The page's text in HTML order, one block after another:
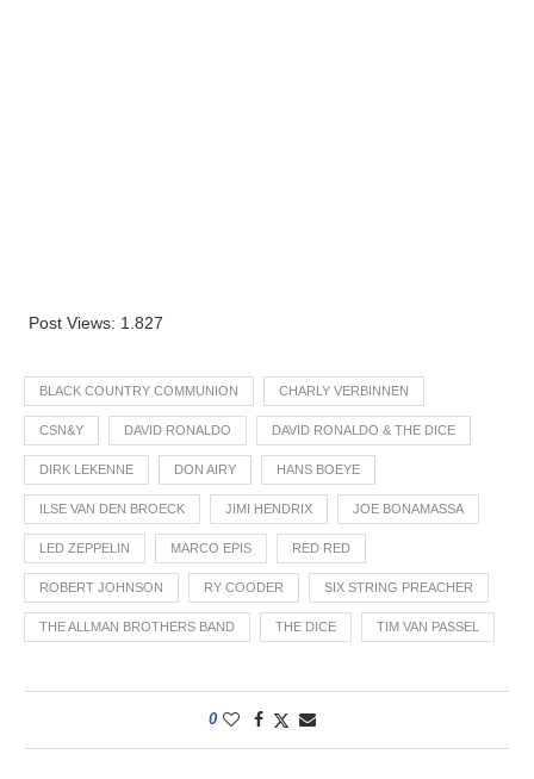
Post Views: 1.827
BLACK COUNTRY COMMUNION CHARLY VERBINNEN
CSN&Y DAVID RONALDO DAVID RONALDO & THE DICE
DIRK LEKENNE DON AIRY HANS BOEYE
ILSE VAN DEN BROECK JIMI HENDRIX JOE BONAMASSA
LED ZEPPELIN MARCO EPIS RED RED
ROBERT JOHNSON RY COODER SIX STRING PREACHER
THE ALLMAN BROTHERS BAND THE DICE TIM VAN PASSEL
0